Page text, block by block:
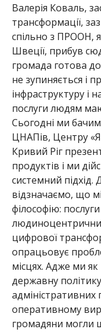
Валерія Коваль,
трансформації,
спільно з ПРООН,
Швеції, прибув
громада готова
не зупиняється і
інфраструктуру і
послуги людям
Сьогодні ми
ЦНАПів, Центру «Я
Кривий Ріг
продуктів і ми
системний
відзначаємо, що
філософію:
цифрової
опрацьовує
місцях. Адже ми як
державну
адміністративних
оперативному
громадяни могли